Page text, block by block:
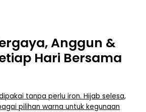
Anggun &
Hari Bersama
tanpa perlu iron. Hijab selesa,
pilihan warna untuk kegunaan